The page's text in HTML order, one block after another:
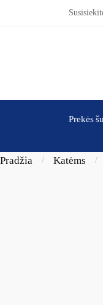
Skip to navigation
Prekės
Pradžia / Katėms /